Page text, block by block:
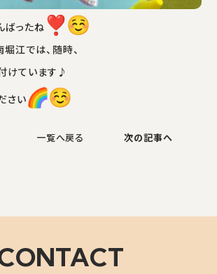
ばったね
江では、随時、
けています♪
さい
一覧へ戻る 次の記事へ